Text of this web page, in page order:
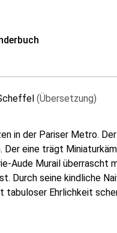
(Übersetzung)
in der Pariser Metro.
eine trägt
Aude Murail überrascht
Durch seine kindliche
tabuloser Ehrlichkeit